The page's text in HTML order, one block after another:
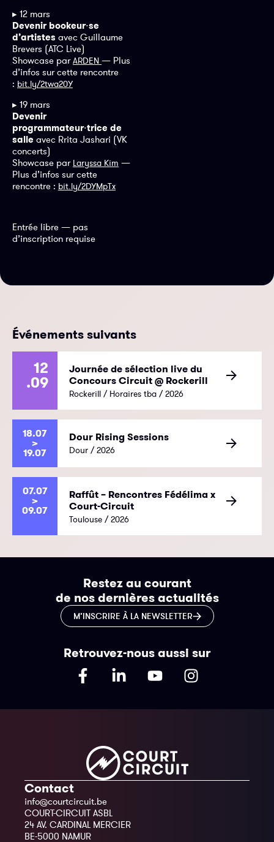
▸ 12 mars
Devenir bookeur⋅se
d’artistes avec Guillaume
Brevers (ATC Live)
Showcase parARDEN — Plus
d’infos sur cette rencontre
: bit.ly/2twa20Y
▸ 19 mars
Devenir
programmateur⋅trice de
salle avec Rrita Jashari (VK
concerts)
Showcase par Laryssa Kim —
Plus d’infos sur cette
rencontre : bit.ly/2DYMpTx
Entrée libre — pas
d’inscription requise
Événements suivants
12
.09
Journée de sélection live du
Concours Circuit @ Rockerill
Rockerill / Horaires tba / 2026
18.07
>
19.07
Dour Rising Sessions
Dour / 2026
07.07
>
09.07
Raffût – Rencontres Fédélima x
Court-Circuit
Toulouse / 2026
Restez au courant
de nos dernières actualités
M’INSCRIRE À LA NEWSLETTER
Retrouvez-nous aussi sur
Contact
info@courtcircuit.be
COURT-CIRCUIT ASBL
24 AV. CARDINAL MERCIER
BE-5000 NAMUR